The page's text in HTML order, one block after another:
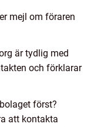
mejl om föraren
är tydlig med
och förklarar
först?
att kontakta